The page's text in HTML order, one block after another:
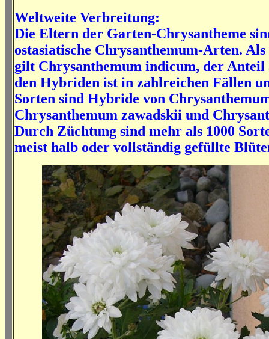
Weltweite Verbreitung:
Die Eltern der Garten-Chrysantheme
ostasiatische Chrysanthemum-Arten.
gilt Chrysanthemum indicum, der
den Hybriden ist in zahlreichen Fällen
Sorten sind Hybride von
Chrysanthemum zawadskii und
Durch Züchtung sind mehr als 1000
meist halb oder vollständig gefüllte